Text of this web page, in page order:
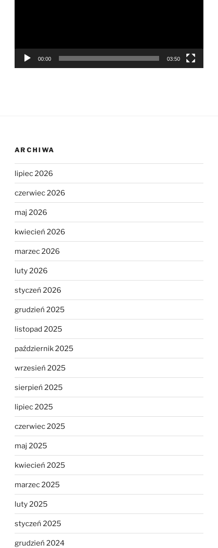
00:00 03:50
ARCHIWA
lipiec 2026
czerwiec 2026
maj 2026
kwiecień 2026
marzec 2026
luty 2026
styczeń 2026
grudzień 2025
listopad 2025
październik 2025
wrzesień 2025
sierpień 2025
lipiec 2025
czerwiec 2025
maj 2025
kwiecień 2025
marzec 2025
luty 2025
styczeń 2025
grudzień 2024